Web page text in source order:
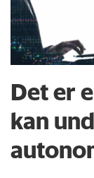
Det er
kan